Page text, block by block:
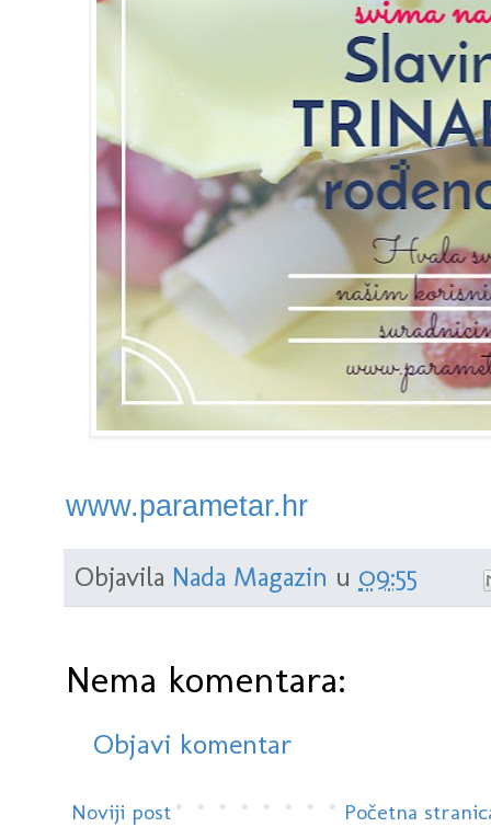
www.parametar.hr
Objavila Nada Magazin u 09:55
Nema komentara:
Objavi komentar
Noviji post Početna